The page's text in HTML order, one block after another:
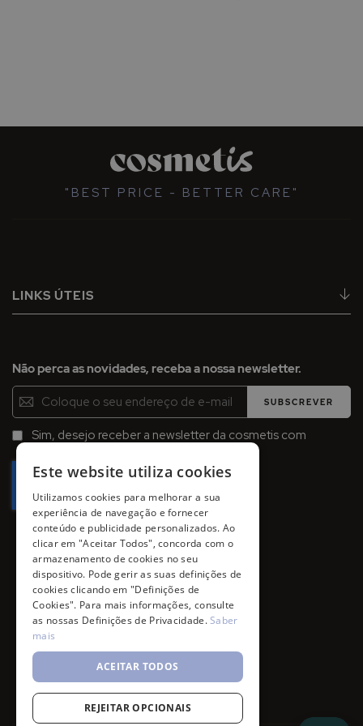
"BEST PRICE - BETTER CARE"
LINKS ÚTEIS
Não perca as novidades, receba a nossa newsletter.
Inscreva-
se
na
Newsletter:
SUBSCREVER
Sim, desejo receber a newsletter da cosmetis com
Este website utiliza cookies
Utilizamos cookies para melhorar a sua
experiência de navegação e fornecer
conteúdo e publicidade personalizados. Ao
clicar em "Aceitar Todos", concorda com o
armazenamento de cookies no seu
dispositivo. Pode gerir as suas definições de
cookies clicando em "Definições de
Cookies". Para mais informações, consulte
as nossas Definições de Privacidade.Saber
mais
ACEITAR TODOS
REJEITAR OPCIONAIS